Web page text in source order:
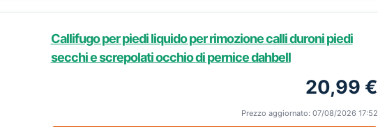
Callifugo per piedi liquido per rimozione calli duroni piedi
secchi e screpolati occhio di pernice dahbell
20,99 €
Prezzo aggiornato: 07/08/2026 17:52